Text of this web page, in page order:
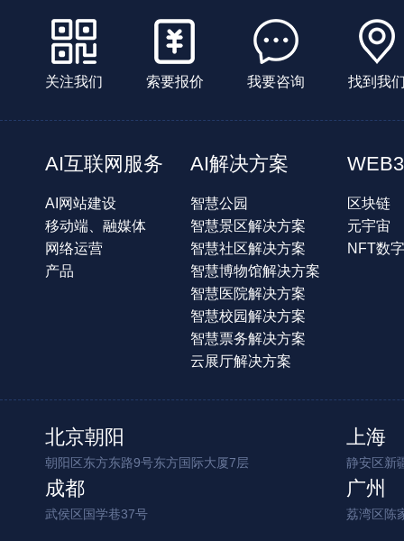
关注我们 索要报价 我要咨询 找到我
AI互联网服务
AI网站建设
移动端、融媒体
网络运营
产品
AI解决方案
智慧公园
智慧景区解决方案
智慧社区解决方案
智慧博物馆解决方案
智慧医院解决方案
智慧校园解决方案
智慧票务解决方案
云展厅解决方案
WEB3
区块链
元宇宙
NFT数
北京朝阳
朝阳区东方东路9号东方国际大厦7层
上海
静安区新
成都
武侯区国学巷37号
广州
荔湾区陈